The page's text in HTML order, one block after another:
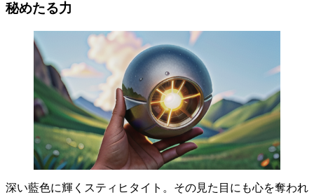
秘めたる力
深い藍色に輝くスティヒタイト。その見た目にも心を奪われ